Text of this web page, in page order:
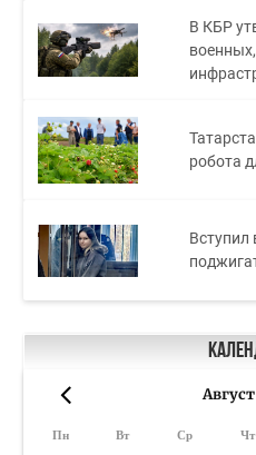
В КБР
робота
Вступил
Пн Вт Ср Чт